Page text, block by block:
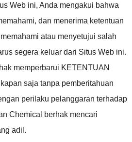
Web ini, Anda mengakui bahwa
, dan menerima ketentuan
atau menyetujui salah
segera keluar dari Situs Web ini.
memperbarui KETENTUAN
kapan saja tanpa pemberitahuan
perilaku pelanggaran terhadap
Chemical berhak mencari
adil .